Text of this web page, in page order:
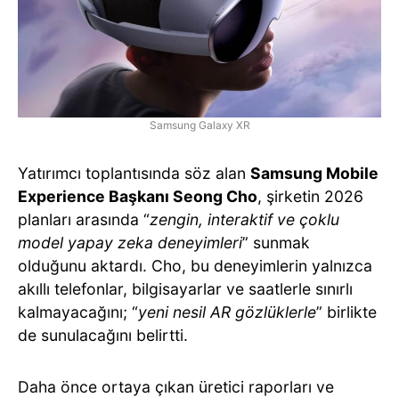
Samsung Galaxy XR
Yatırımcı toplantısında söz alan Samsung Mobile
Experience Başkanı Seong Cho, şirketin 2026
planları arasında “zengin, interaktif ve çoklu
model yapay zeka deneyimleri” sunmak
olduğunu aktardı. Cho, bu deneyimlerin yalnızca
akıllı telefonlar, bilgisayarlar ve saatlerle sınırlı
kalmayacağını; “yeni nesil AR gözlüklerle” birlikte
de sunulacağını belirtti.
Daha önce ortaya çıkan üretici raporları ve